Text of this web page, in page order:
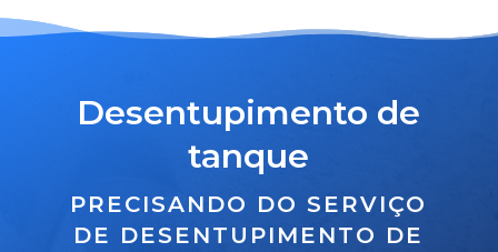
Desentupimento de
tanque
PRECISANDO DO SERVIÇO
DE DESENTUPIMENTO DE